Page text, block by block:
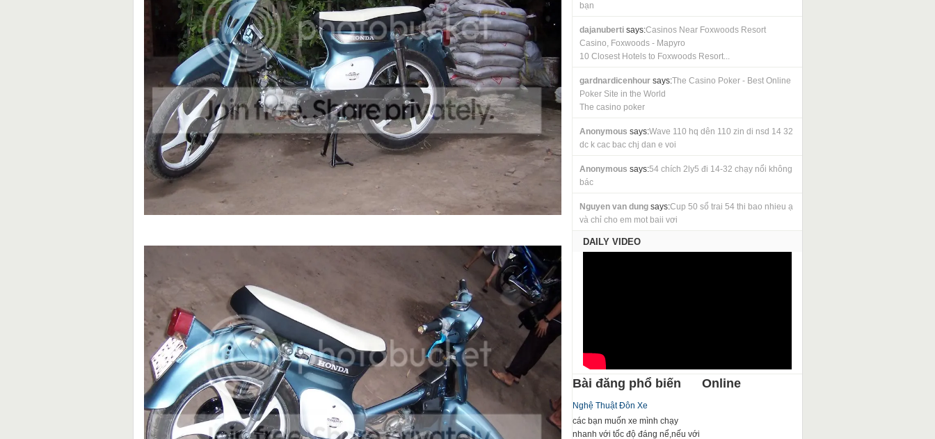
bạn
dajanubertisays:Casinos Near Foxwoods Resort
Casino, Foxwoods - Mapyro
10 Closest Hotels to Foxwoods Resort...
gardnardicenhoursays:The Casino Poker - Best Online
Poker Site in the World
The casino poker
Anonymous says:Wave 110 hq dên 110 zin di nsd 14 32
dc k cac bac chj dan e voi
Anonymous says:54 chích 2ly5 đi 14-32 chạy nổi không
bác
Nguyen van dungsays:Cup 50 sổ trai 54 thi bao nhieu ạ
và chỉ cho em mot baii vơi
DAILY VIDEO
Bài đăng phổ biến
Nghệ Thuật Đôn Xe
các bạn muốn xe mình chạy
nhanh với tốc độ đáng nể,nếu với
Online